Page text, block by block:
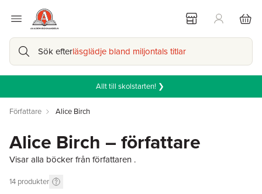
Sök efterläsglädje bland miljontals titlar
Allt till skolstarten! ❯
Författare Alice Birch
Alice Birch – författare
Visar alla böcker från författaren .
14 produkter